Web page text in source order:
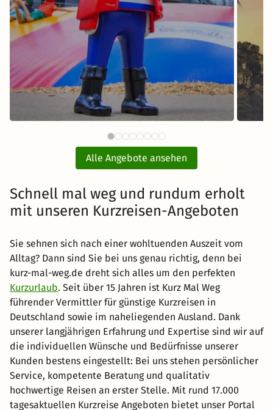
ab64 €
PLAYMOBIL®-FunPark mit Hotel
und Eintritt
inkl. Übernachtung und Frühstück
Zum Angebot
Alle Angebote ansehen
Schnell mal weg und rundum erholt
mit unseren Kurzreisen-Angeboten
Sie sehnen sich nach einer wohltuenden Auszeit vom
Alltag? Dann sind Sie bei uns genau richtig, denn bei
kurz-mal-weg.de dreht sich alles um den perfekten
Kurzurlaub. Seit über 15 Jahren ist Kurz Mal Weg
führender Vermittler für günstige Kurzreisen in
Deutschland sowie im naheliegenden Ausland. Dank
unserer langjährigen Erfahrung und Expertise sind wir auf
die individuellen Wünsche und Bedürfnisse unserer
Kunden bestens eingestellt: Bei uns stehen persönlicher
Service, kompetente Beratung und qualitativ
hochwertige Reisen an erster Stelle. Mit rund 17.000
tagesaktuellen Kurzreise Angeboten bietet unser Portal